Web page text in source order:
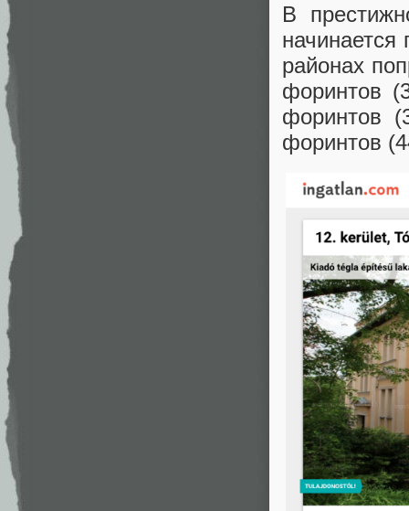
В
районах
форинтов
форинтов
форинтов